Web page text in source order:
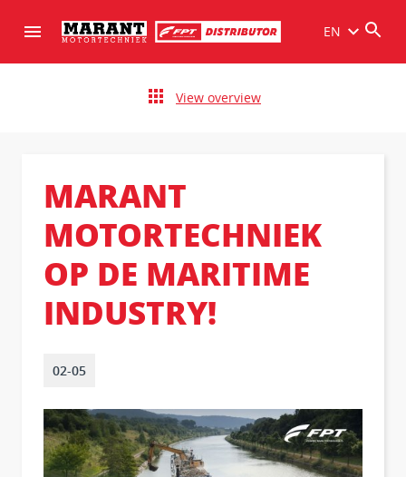
EN
View overview
MARANT
MOTORTECHNIEK
OP DE MARITIME
INDUSTRY!
02-05